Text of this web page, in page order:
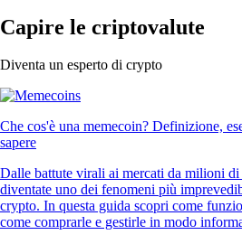
Capire le criptovalute
Diventa un esperto di crypto
Che cos'è una memecoin? Definizione,
sapere
Dalle battute virali ai mercati da milioni
diventate uno dei fenomeni più
crypto. In questa guida scopri come
come comprarle e gestirle in modo